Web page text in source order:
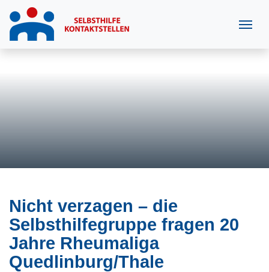
Nicht verzagen – die
Selbsthilfegruppe fragen 20
Jahre Rheumaliga
Quedlinburg/Thale